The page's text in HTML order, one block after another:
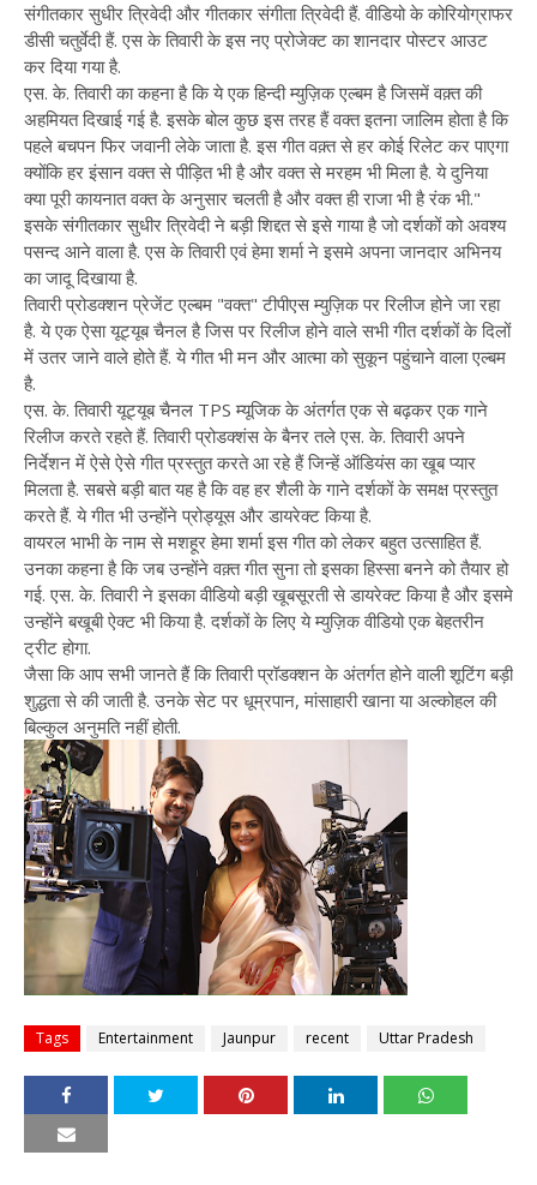
संगीतकार सुधीर त्रिवेदी और गीतकार संगीता त्रिवेदी हैं. वीडियो के कोरियोग्राफर
डीसी चतुर्वेदी हैं. एस के तिवारी के इस नए प्रोजेक्ट का शानदार पोस्टर आउट
कर दिया गया है.
एस. के. तिवारी का कहना है कि ये एक हिन्दी म्युज़िक एल्बम है जिसमें वक़्त की
अहमियत दिखाई गई है. इसके बोल कुछ इस तरह हैं वक्त इतना जालिम होता है कि
पहले बचपन फिर जवानी लेके जाता है. इस गीत वक़्त से हर कोई रिलेट कर पाएगा
क्योंकि हर इंसान वक्त से पीड़ित भी है और वक्त से मरहम भी मिला है. ये दुनिया
क्या पूरी कायनात वक्त के अनुसार चलती है और वक्त ही राजा भी है रंक भी."
इसके संगीतकार सुधीर त्रिवेदी ने बड़ी शिद्दत से इसे गाया है जो दर्शकों को अवश्य
पसन्द आने वाला है. एस के तिवारी एवं हेमा शर्मा ने इसमे अपना जानदार अभिनय
का जादू दिखाया है.
तिवारी प्रोडक्शन प्रेजेंट एल्बम "वक्त" टीपीएस म्युज़िक पर रिलीज होने जा रहा
है. ये एक ऐसा यूट्यूब चैनल है जिस पर रिलीज होने वाले सभी गीत दर्शकों के दिलों
में उतर जाने वाले होते हैं. ये गीत भी मन और आत्मा को सुकून पहुंचाने वाला एल्बम
है.
एस. के. तिवारी यूट्यूब चैनल TPS म्यूजिक के अंतर्गत एक से बढ़कर एक गाने
रिलीज करते रहते हैं. तिवारी प्रोडक्शंस के बैनर तले एस. के. तिवारी अपने
निर्देशन में ऐसे ऐसे गीत प्रस्तुत करते आ रहे हैं जिन्हें ऑडियंस का खूब प्यार
मिलता है. सबसे बड़ी बात यह है कि वह हर शैली के गाने दर्शकों के समक्ष प्रस्तुत
करते हैं. ये गीत भी उन्होंने प्रोड्यूस और डायरेक्ट किया है.
वायरल भाभी के नाम से मशहूर हेमा शर्मा इस गीत को लेकर बहुत उत्साहित हैं.
उनका कहना है कि जब उन्होंने वक़्त गीत सुना तो इसका हिस्सा बनने को तैयार हो
गई. एस. के. तिवारी ने इसका वीडियो बड़ी खूबसूरती से डायरेक्ट किया है और इसमे
उन्होंने बखूबी ऐक्ट भी किया है. दर्शकों के लिए ये म्युज़िक वीडियो एक बेहतरीन
ट्रीट होगा.
जैसा कि आप सभी जानते हैं कि तिवारी प्रॉडक्शन के अंतर्गत होने वाली शूटिंग बड़ी
शुद्धता से की जाती है. उनके सेट पर धूम्रपान, मांसाहारी खाना या अल्कोहल की
बिल्कुल अनुमति नहीं होती.
Tags Entertainment Jaunpur recent Uttar Pradesh